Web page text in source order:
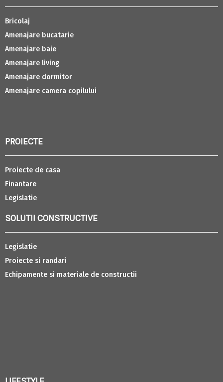
Bricolaj
Amenajare bucatarie
Amenajare baie
Amenajare living
Amenajare dormitor
Amenajare camera copilului
PROIECTE
Proiecte de casa
Finantare
Legislatie
SOLUTII CONSTRUCTIVE
Legislatie
Proiecte si randari
Echipamente si materiale de constructii